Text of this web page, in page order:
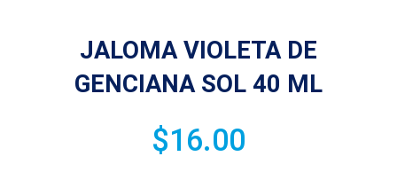
JALOMA VIOLETA DE
GENCIANA SOL 40 ML
$16.00